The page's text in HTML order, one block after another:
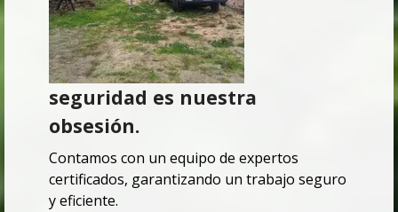
seguridad es nuestra
obsesión.
Contamos con un equipo de expertos
certificados, garantizando un trabajo seguro
y eficiente.